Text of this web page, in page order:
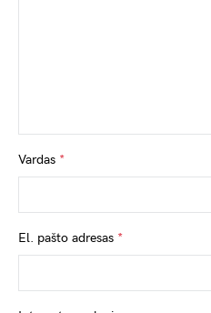
Vardas *
El. pašto adresas *